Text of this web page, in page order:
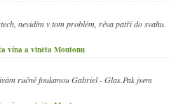
nevidím v tom problém, réva patří do svahu.
vína a viněta Moutonu
ručně foukanou Gabriel - Glas.Pak jsem